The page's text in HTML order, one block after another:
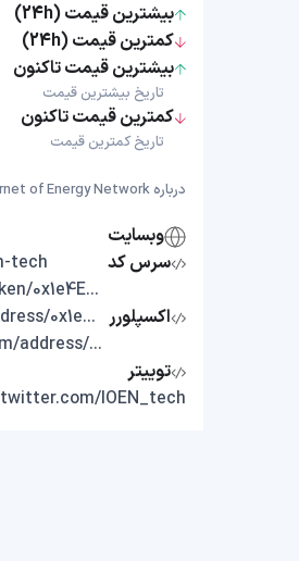
بیشترین قیمت (24h)
کمترین قیمت (24h)
بیشترین قیمت تاکنون
تاریخ بیشترین قیمت
کمترین قیمت تاکنون
تاریخ کمترین قیمت
درباره Internet of Energy Network
وبسایت
سرس کد
tech
اکسپلورر
https://etherscan.io/token/0x1e4E46b7BF03ECE908c88FF7cC4975560010893A
https://etherscan.io/address/0x1e4E46b7BF03ECE908c88FF7cC4975560010893A
https://polygonscan.com/address/0xd0e9c8f5Fae381459cf07Ec506C1d2896E8b5df6
توییتر
IOEN_tech